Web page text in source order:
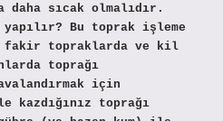
sıcak olmalıdır.
yapılır? Bu toprak işleme
fakir topraklarda ve kil
toprağı
için
kazdığınız toprağı